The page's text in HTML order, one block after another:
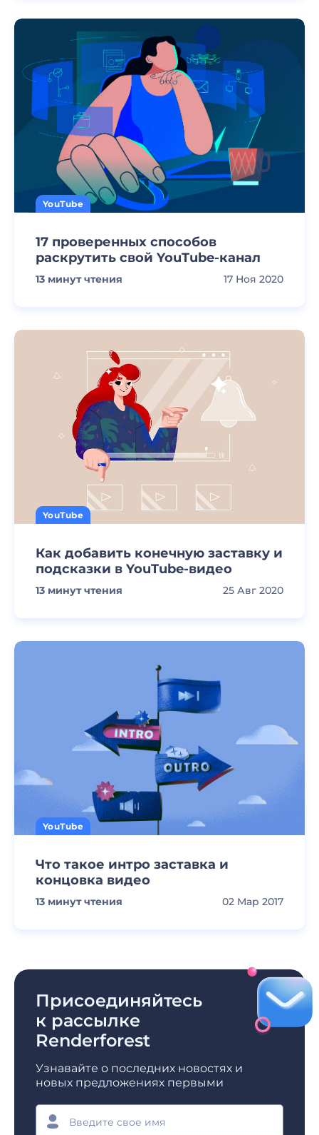
YouTube
17 проверенных способов
раскрутить свой YouTube-канал
13 минут чтения 17 Ноя 2020
YouTube
Как добавить конечную заставку и
подсказки в YouTube-видео
13 минут чтения 25 Авг 2020
YouTube
Что такое интро заставка и
концовка видео
13 минут чтения 02 Мар 2017
Присоединяйтесь
к рассылке
Renderforest
Узнавайте о последних новостях и
новых предложениях первыми